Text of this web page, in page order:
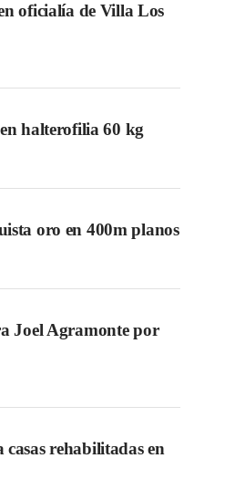
oficialía de Villa Los
halterofilia 60 kg
oro en 400m planos
Joel Agramonte por
rehabilitadas en